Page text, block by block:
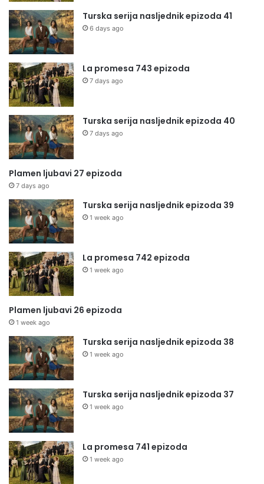
Turska serija nasljednik epizoda 41
6 days ago
La promesa 743 epizoda
7 days ago
Turska serija nasljednik epizoda 40
7 days ago
Plamen ljubavi 27 epizoda
7 days ago
Turska serija nasljednik epizoda 39
1 week ago
La promesa 742 epizoda
1 week ago
Plamen ljubavi 26 epizoda
1 week ago
Turska serija nasljednik epizoda 38
1 week ago
Turska serija nasljednik epizoda 37
1 week ago
La promesa 741 epizoda
1 week ago